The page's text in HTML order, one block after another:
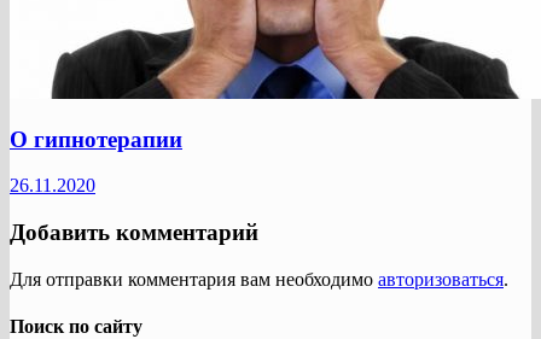
О гипнотерапии
26.11.2020
Добавить комментарий
Для отправки комментария вам необходимо авторизоваться.
Поиск по сайту